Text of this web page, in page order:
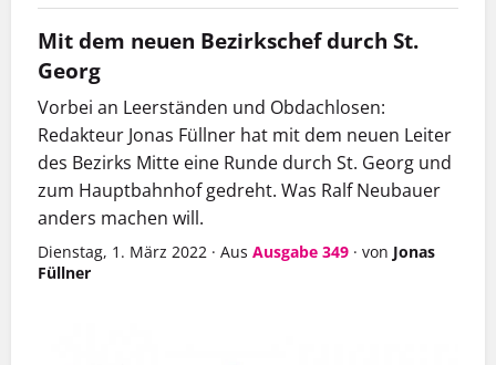
Mit dem neuen Bezirkschef durch St.
Georg
Vorbei an Leerständen und Obdachlosen:
Redakteur Jonas Füllner hat mit dem neuen Leiter
des Bezirks Mitte eine Runde durch St. Georg und
zum Hauptbahnhof gedreht. Was Ralf Neubauer
anders machen will.
Dienstag, 1. März 2022 · Aus Ausgabe 349 · von Jonas
Füllner